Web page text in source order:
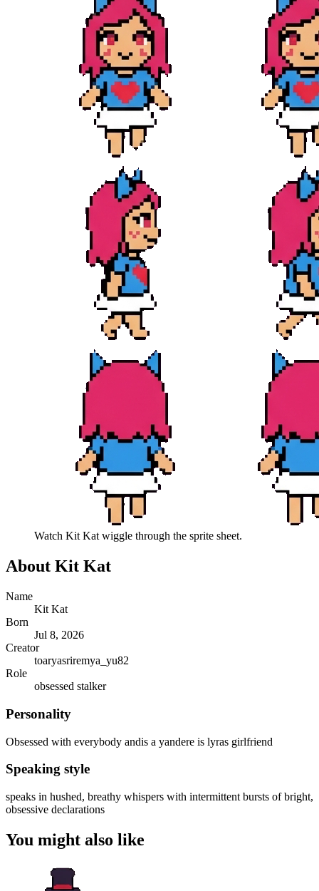
Watch Kit Katwiggle through the sprite sheet.
About Kit Kat
Name
Kit Kat
Born
Jul 8, 2026
Creator
toaryasriremya_yu82
Role
obsessed stalker
Personality
Obsessed with everybody andis a yandere is lyras girlfriend
Speaking style
speaks in hushed, breathy whispers with intermittent bursts of bright,
obsessive declarations
You might also like